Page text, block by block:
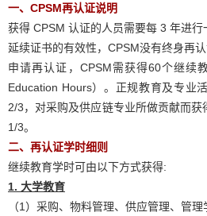
一、CPSM再认证说明
获得 CPSM 认证的人员需要每 3 年进
延续证书的有效性，CPSM没有终身再认
申请再认证，CPSM需获得60个继续
Education Hours）。正规教育及专业
2/3，对采购及供应链专业所做贡献而
1/3。
二、再认证学时细则
继续教育学时可由以下方式获得:
1. 大学教育
（1）采购、物料管理、供应管理、管